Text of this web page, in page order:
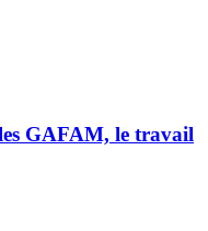
GAFAM, le travail